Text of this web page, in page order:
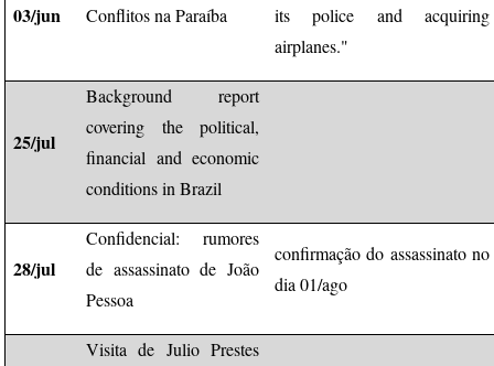
03/jun Conflitos na Paraíba
its police and acquiring
airplanes."
25/jul
Background report
covering the political,
financial and economic
conditions in Brazil
28/jul
Confidencial: rumores
de assassinato de João
Pessoa
confirmação do assassinato no
dia 01/ago
Visita de Julio Prestes